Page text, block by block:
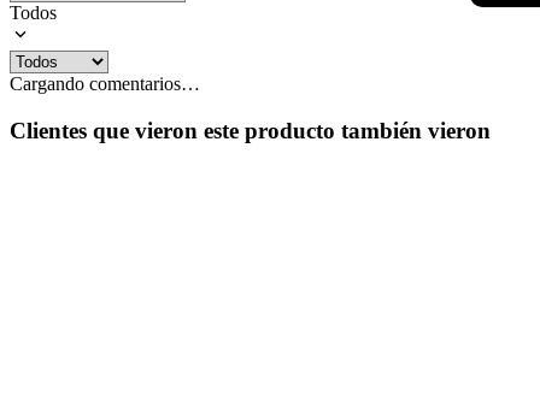
Todos
Cargando comentarios…
Clientes que vieron este producto también vieron